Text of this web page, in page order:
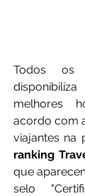
Todos os
melhores
acordo com
ranking
que
selo